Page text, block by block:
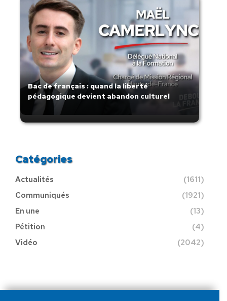
Bac de français : quand la liberté
pédagogique devient abandon culturel
Catégories
Actualités
(1611)
Communiqués
(1921)
En une
(13)
Pétition
(4)
Vidéo
(2042)